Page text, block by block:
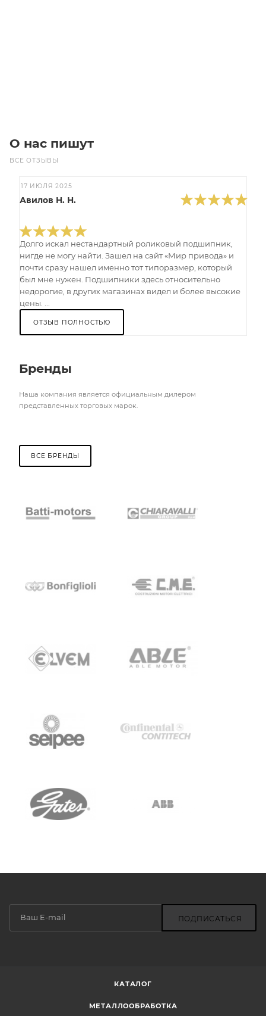
О нас пишут
ВСЕ ОТЗЫВЫ
17 ИЮЛЯ 2025
Авилов Н. Н.
Долго искал нестандартный роликовый подшипник,
нигде не могу найти. Зашел на сайт «Мир привода» и
почти сразу нашел именно тот типоразмер, который
был мне нужен. Подшипники здесь относительно
недорогие, в других магазинах видел и более высокие
цены. ...
ОТЗЫВ ПОЛНОСТЬЮ
Бренды
Наша компания является официальным дилером
представленных торговых марок.
ВСЕ БРЕНДЫ
ПОДПИСАТЬСЯ
КАТАЛОГ
МЕТАЛЛООБРАБОТКА